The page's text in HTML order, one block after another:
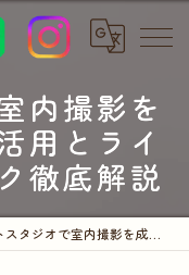
内撮影を
用とライ
徹底解説
室内撮影を成功に導く自然光活用とライティングテクニック徹底解説